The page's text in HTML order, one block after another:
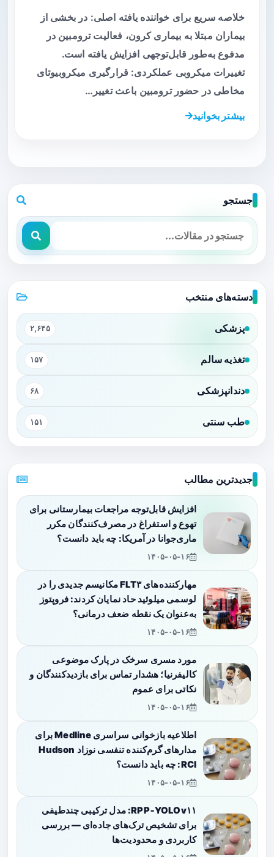
خلاصه سریع برای خواننده یافته اصلی: در بخشی از
بیماران مبتلا به بیماری کرون، فعالیت ترومبین در
مدفوع به‌طور قابل‌توجهی افزایش یافته است.
تغییرات میکروبی عملکردی: قرارگیری میکروبیوتای
مخاطی در حضور ترومبین باعث تغییر…
بیشتر بخوانید
جستجو
دسته‌های منتخب
پزشکی ۲,۶۴۵
تغذیه سالم ۱۵۷
دندانپزشکی ۶۸
طب سنتی ۱۵۱
جدیدترین مطالب
افزایش قابل‌توجه مراجعات بیمارستانی برای
تهوع و استفراغ در مصرف‌کنندگان مکرر
ماری‌جوانا در آمریکا: چه باید دانست؟
۱۴۰۵-۰۵-۱۶
مهارکننده‌های FLT۳ مکانیسم جدیدی را در
لوسمی میلوئید حاد نمایان کردند: فروپتوز
به‌عنوان یک نقطه ضعف درمانی؟
۱۴۰۵-۰۵-۱۶
مورد مسری سرخک در پارک موضوعی
کالیفرنیا؛ هشدار تماس برای بازدیدکنندگان و
نکاتی برای عموم
۱۴۰۵-۰۵-۱۶
اطلاعیه بازخوانی سراسری Medline برای
مدارهای گرم‌کننده تنفسی نوزاد Hudson
RCI: چه باید دانست؟
۱۴۰۵-۰۵-۱۶
RPP‑YOLOv۱۱: مدل ترکیبی چندطیفی
برای تشخیص ترک‌های جاده‌ای — بررسی
کاربردی و محدودیت‌ها